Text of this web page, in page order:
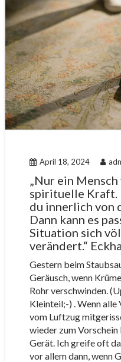
April 18, 2024
„Nur ein
spirituelle Kraft.
du innerlich von
Dann kann es
Situation sich
verändert.“
Gestern beim
Geräusch, wenn
Rohr verschwinden.
Kleinteil;-) . Wenn alle
vom Luftzug
wieder zum
Gerät. Ich greife oft
vor allem dann, wenn